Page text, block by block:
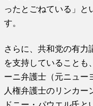
ったとごねている」と
す。
さらに、共和党の有力
を支持していることも
ーニ弁護士（元ニュー
人権弁護士のリンカー